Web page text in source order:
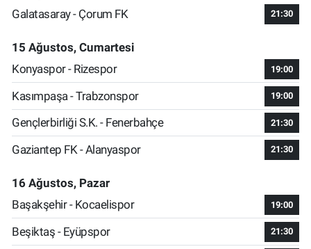
Galatasaray - Çorum FK
21:30
15 Ağustos, Cumartesi
Konyaspor - Rizespor
19:00
Kasımpaşa - Trabzonspor 19:00
Gençlerbirliği S.K. - Fenerbahçe 21:30
Gaziantep FK - Alanyaspor 21:30
16 Ağustos, Pazar
Başakşehir - Kocaelispor
19:00
Beşiktaş - Eyüpspor 21:30